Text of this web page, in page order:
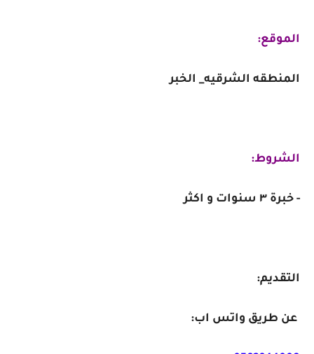
الموقع:
المنطقه الشرقيه_ الخبر
الشروط:
- خبرة ٣ سنوات و اكثر
التقديم:
عن طريق واتس اب: